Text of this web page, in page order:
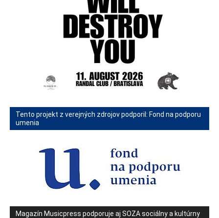
Tento projekt z verejných zdrojov podporil: Fond na podporu
umenia
Magazín Musicpress podporuje aj SOZA sociálny a kultúrny